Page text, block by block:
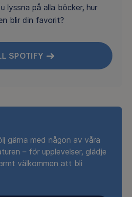
lyssna på alla böcker, hur
blir din favorit?
SPOTIFY
gärna med någon av våra
– för upplevelser, glädje
välkommen att bli